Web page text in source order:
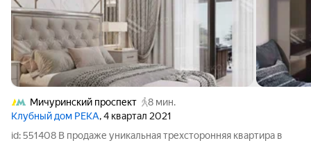
Мичуринский проспект
8 мин.
Клубный дом РЕКА, 4 квартал 2021
id: 551408 В продаже уникальная трехсторонняя квартира в